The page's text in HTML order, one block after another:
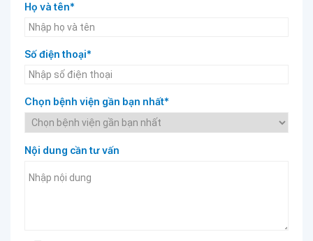
Họ và tên*
Số điện thoại*
Chọn bệnh viện gần bạn nhất*
Nội dung cần tư vấn